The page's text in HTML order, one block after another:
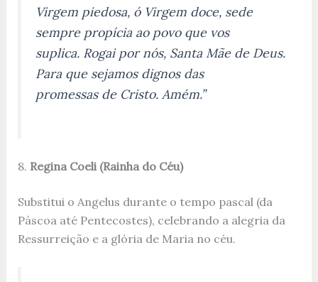
Virgem piedosa, ó Virgem doce, sede
sempre propícia ao povo que vos
suplica. Rogai por nós, Santa Mãe de Deus.
Para que sejamos dignos das
promessas de Cristo. Amém.”
8. Regina Coeli (Rainha do Céu)
Substitui o Angelus durante o tempo pascal (da
Páscoa até Pentecostes), celebrando a alegria da
Ressurreição e a glória de Maria no céu.